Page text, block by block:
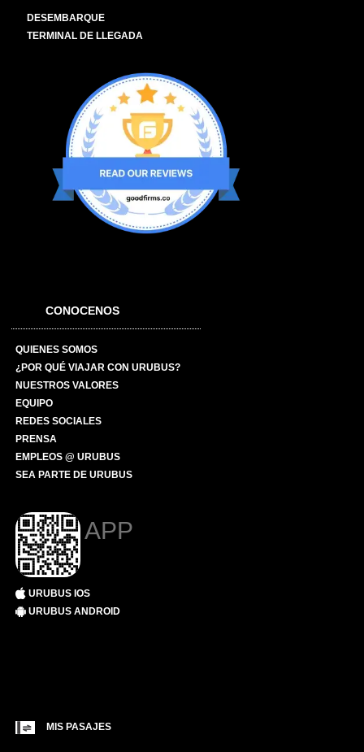
DESEMBARQUE
TERMINAL DE LLEGADA
CONOCENOS
QUIENES SOMOS
¿POR QUÉ VIAJAR CON URUBUS?
NUESTROS VALORES
EQUIPO
REDES SOCIALES
PRENSA
EMPLEOS @ URUBUS
SEA PARTE DE URUBUS
APP
URUBUS IOS
URUBUS ANDROID
MIS PASAJES